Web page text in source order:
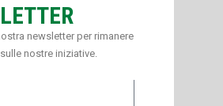
newsletter per rimanere
nostre iniziative.